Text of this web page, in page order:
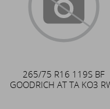
265/75 R16 119S BF
GOODRICH AT TA KO3